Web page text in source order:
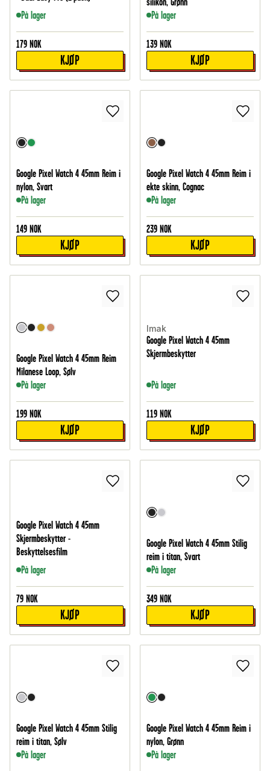
På lager
179 NOK
KJØP
På lager
139 NOK
KJØP
Google Pixel Watch 4 45mm Reim i
nylon, Svart
På lager
149 NOK
KJØP
Google Pixel Watch 4 45mm Reim i
ekte skinn, Cognac
På lager
239 NOK
KJØP
Google Pixel Watch 4 45mm Reim
Milanese Loop, Sølv
På lager
199 NOK
KJØP
Imak
Google Pixel Watch 4 45mm
Skjermbeskytter
På lager
119 NOK
KJØP
Google Pixel Watch 4 45mm
Skjermbeskytter -
Beskyttelsesfilm
På lager
79 NOK
KJØP
Google Pixel Watch 4 45mm Stilig
reim i titan, Svart
På lager
349 NOK
KJØP
Google Pixel Watch 4 45mm Stilig
reim i titan, Sølv
På lager
Google Pixel Watch 4 45mm Reim i
nylon, Grønn
På lager